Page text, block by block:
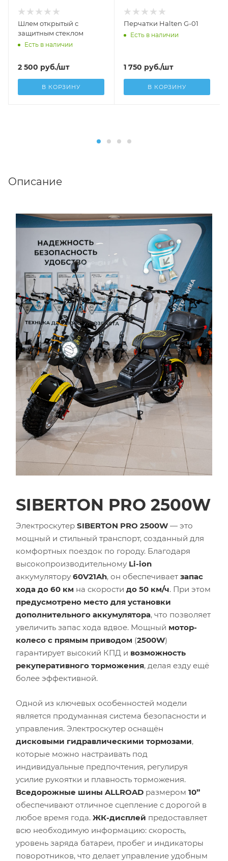
Шлем открытый с
защитным стеклом
Есть в наличии
2 500 руб./шт
В КОРЗИНУ
Перчатки Halten G-01
Есть в наличии
1 750 руб./шт
В КОРЗИНУ
Описание
SIBERTON PRO 2500W
Электроскутер SIBERTON PRO 2500W — это
мощный и стильный транспорт, созданный для
комфортных поездок по городу. Благодаря
высокопроизводительному Li-ion
аккумулятору 60V21Ah, он обеспечивает запас
хода до 60 км на скорости до 50 км/ч. При этом
предусмотрено место для установки
дополнительного аккумулятора, что позволяет
увеличить запас хода вдвое. Мощный мотор-
колесо с прямым приводом (2500W)
гарантирует высокий КПД и возможность
рекуперативного торможения, делая езду ещё
более эффективной.
Одной из ключевых особенностей модели
является продуманная система безопасности и
управления. Электроскутер оснащён
дисковыми гидравлическими тормозами,
которые можно настраивать под
индивидуальные предпочтения, регулируя
усилие рукоятки и плавность торможения.
Вседорожные шины ALLROAD размером 10”
обеспечивают отличное сцепление с дорогой в
любое время года. ЖК-дисплей предоставляет
всю необходимую информацию: скорость,
уровень заряда батареи, пробег и индикаторы
поворотников, что делает управление удобным